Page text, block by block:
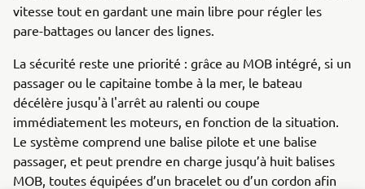
vitesse tout en gardant une main libre pour régler les
pare-battages ou lancer des lignes.
La sécurité reste une priorité : grâce au MOB intégré, si un
passager ou le capitaine tombe à la mer, le bateau
décélère jusqu'à l'arrêt au ralenti ou coupe
immédiatement les moteurs, en fonction de la situation.
Le système comprend une balise pilote et une balise
passager, et peut prendre en charge jusqu’à huit balises
MOB, toutes équipées d’un bracelet ou d’un cordon afin